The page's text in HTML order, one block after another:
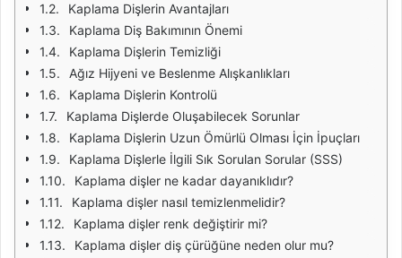
Kaplama Dişlerin Avantajları
Kaplama Diş Bakımının Önemi
Kaplama Dişlerin Temizliği
Ağız Hijyeni ve Beslenme Alışkanlıkları
Kaplama Dişlerin Kontrolü
Kaplama Dişlerde Oluşabilecek Sorunlar
Kaplama Dişlerin Uzun Ömürlü Olması İçin İpuçları
Kaplama Dişlerle İlgili Sık Sorulan Sorular (SSS)
Kaplama dişler ne kadar dayanıklıdır?
Kaplama dişler nasıl temizlenmelidir?
Kaplama dişler renk değiştirir mi?
Kaplama dişler diş çürüğüne neden olur mu?